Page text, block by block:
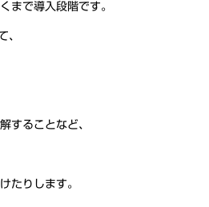
まで導入段階です。
、
することなど、
たりします。